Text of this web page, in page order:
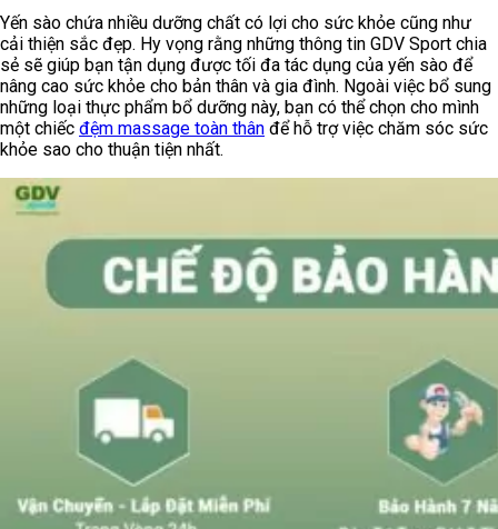
Yến sào chứa nhiều dưỡng chất có lợi cho sức khỏe cũng như
cải thiện sắc đẹp. Hy vọng rằng những thông tin GDV Sport chia
sẻ sẽ giúp bạn tận dụng được tối đa tác dụng của yến sào để
nâng cao sức khỏe cho bản thân và gia đình. Ngoài việc bổ sung
những loại thực phẩm bổ dưỡng này, bạn có thể chọn cho mình
một chiếc đệm massage toàn thân để hỗ trợ việc chăm sóc sức
khỏe sao cho thuận tiện nhất.